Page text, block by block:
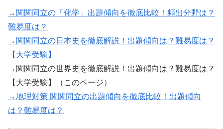
→関関同立の「化学」出題傾向を徹底比較！頻出分野は？
難易度は？
→関関同立の日本史を徹底解説！出題傾向は？難易度は？
【大学受験】
→関関同立の世界史を徹底解説！出題傾向は？難易度は？
【大学受験】（このページ）
→地理対策 関関同立の出題傾向を徹底比較！出題傾向
は？難易度は？